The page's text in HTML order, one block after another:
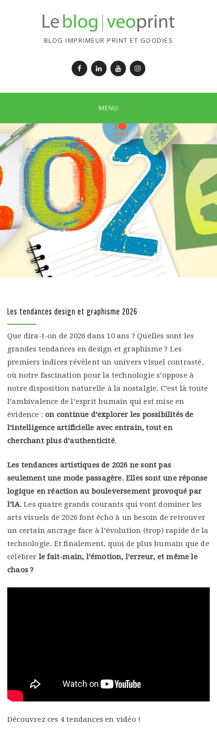
BLOG IMPRIMEUR PRINT ET GOODIES
FacebookLinkedInYouTubeInstagram
MENU
Les tendances design et graphisme 2026
Que dira-t-on de 2026 dans 10 ans ? Quelles sont les
grandes tendances en design et graphisme ? Les
premiers indices révèlent un univers visuel contrasté,
où notre fascination pour la technologie s’oppose à
notre disposition naturelle à la nostalgie. C’est là toute
l’ambivalence de l’esprit humain qui est mise en
évidence :on continue d’explorer les possibilités de
l’intelligence artificielle avec entrain, tout en
cherchant plus d’authenticité.
Les tendances artistiques de 2026 ne sont pas
seulement une mode passagère. Elles sont une réponse
logique en réaction au bouleversement provoqué par
l’IA. Les quatre grands courants qui vont dominer les
arts visuels de 2026 font écho à un besoin de retrouver
un certain ancrage face à l’évolution (trop) rapide de la
technologie. Et finalement, quoi de plus humain que de
célébrer le fait-main, l’émotion, l’erreur, et même le
chaos ?
Découvrez ces 4 tendances en vidéo !